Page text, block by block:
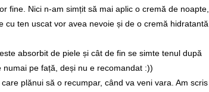
fine. Nici n-am simțit să mai aplic o cremă de noapte,
cu ten uscat vor avea nevoie și de o cremă hidratantă
absorbit de piele și cât de fin se simte tenul după
pe față, deși nu e recomandat :))
care plănui să o recumpar, când va veni vara. Am scris